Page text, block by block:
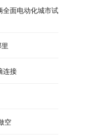
全面电动化城市试
连接
空